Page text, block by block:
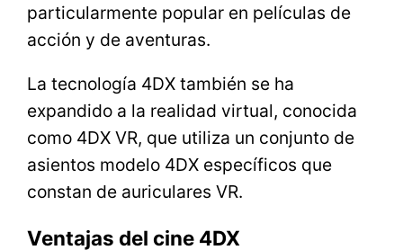
particularmente popular en películas de
acción y de aventuras.
La tecnología 4DX también se ha
expandido a la realidad virtual, conocida
como 4DX VR, que utiliza un conjunto de
asientos modelo 4DX específicos que
constan de auriculares VR.
Ventajas del cine 4DX